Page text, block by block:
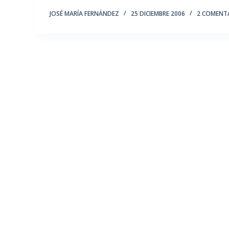
JOSÉ MARÍA FERNÁNDEZ 25 DICIEMBRE 2006 2